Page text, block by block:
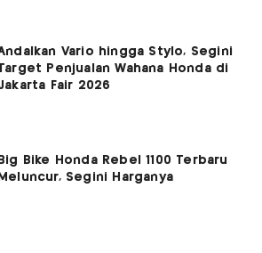
Vario hingga Stylo, Segini
Penjualan Wahana Honda di
Fair 2026
Big Bike Honda Rebel 1100 Terbaru
Meluncur, Segini Harganya